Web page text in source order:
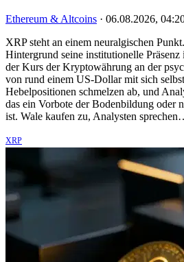
Ethereum & Altcoins · 06.08.2026,
XRP steht an einem neuralgischen
Hintergrund seine institutionelle
der Kurs der Kryptowährung an der
von rund einem US-Dollar mit sich
Hebelpositionen schmelzen ab, und
das ein Vorbote der Bodenbildung oder
ist. Wale kaufen zu, Analysten
XRP